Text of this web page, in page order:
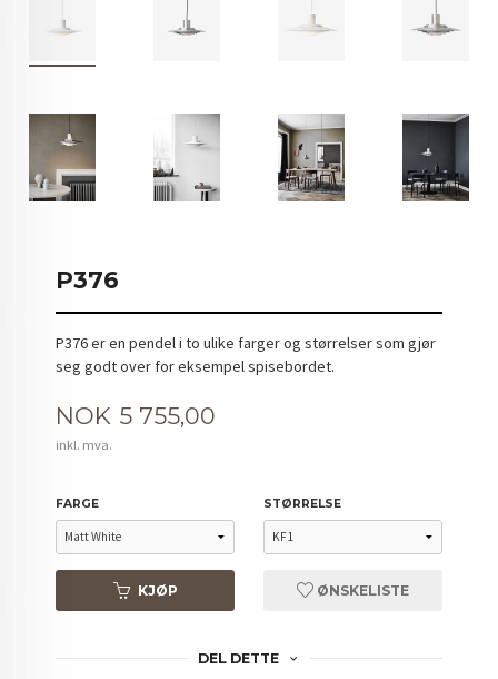
P376
P376 er en pendel i to ulike farger og størrelser som gjør
seg godt over for eksempel spisebordet.
Pris
NOK 5 755,00
inkl. mva.
FARGE STØRRELSE
KJØP ØNSKELISTE
DEL DETTE